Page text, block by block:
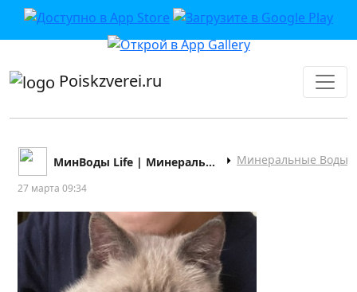
приложении или в VK">
Poiskzverei.ru
МинВоды Life | Минеральные Воды | Новости Минеральные Воды
27 марта 09:34